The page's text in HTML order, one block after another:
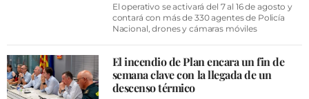
El operativo se activará del 7 al 16 de agosto y
contará con más de 330 agentes de Policía
Nacional, drones y cámaras móviles
El incendio de Plan encara un fin de
semana clave con la llegada de un
descenso térmico